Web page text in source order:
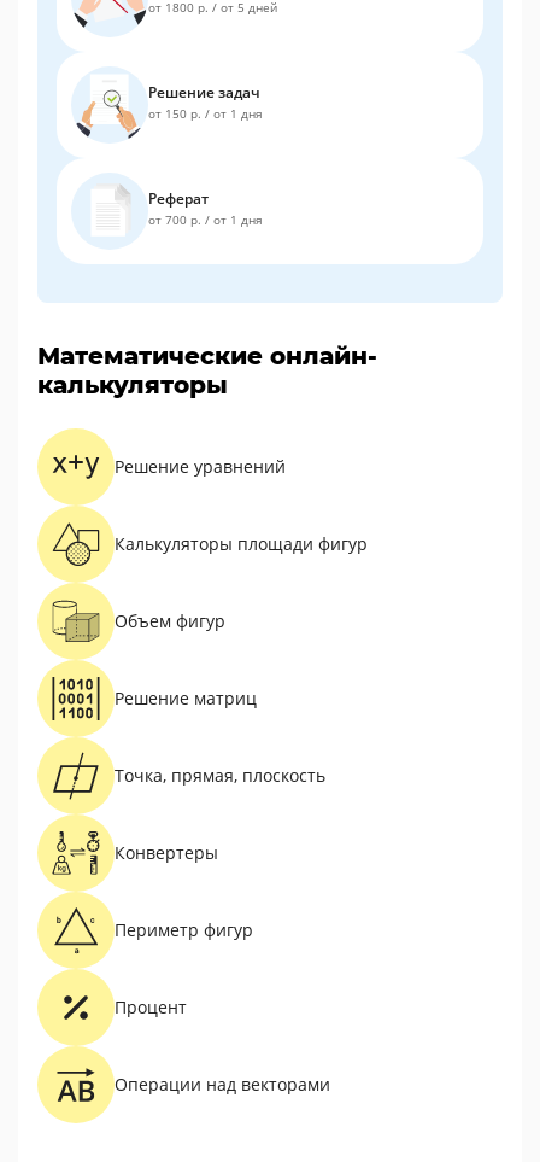
от 1800 р. / от 5 дней
Решение задач
от 150 р. / от 1 дня
Реферат
от 700 р. / от 1 дня
Математические онлайн-
калькуляторы
Решение уравнений
Калькуляторы площади фигур
Объем фигур
Решение матриц
Точка, прямая, плоскость
Конвертеры
Периметр фигур
Процент
Операции над векторами